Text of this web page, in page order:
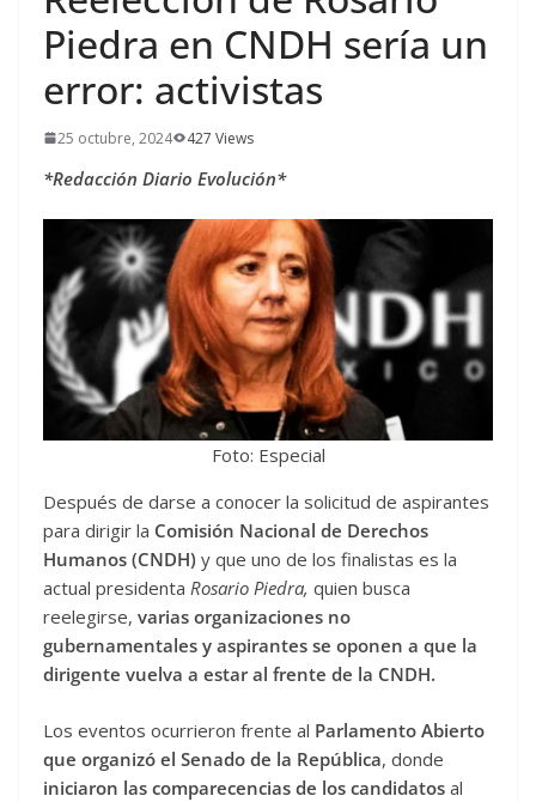
Piedra en CNDH sería un
error: activistas
25 octubre, 2024 427 Views
*Redacción Diario Evolución*
Foto: Especial
Después de darse a conocer la solicitud de aspirantes
para dirigir la Comisión Nacional de Derechos
Humanos (CNDH) y que uno de los finalistas es la
actual presidenta Rosario Piedra, quien busca
reelegirse, varias organizaciones no
gubernamentales y aspirantes se oponen a que la
dirigente vuelva a estar al frente de la CNDH.
Los eventos ocurrieron frente al Parlamento Abierto
que organizó el Senado de la República, donde
iniciaron las comparecencias de los candidatos al